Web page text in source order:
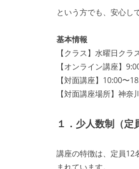
という方でも、安心し
基本情報
【クラス】水曜日クラ
【オンライン講座】
【対面講座】10:00〜
【対面講座場所】神奈
１．少人数制（
講座の特徴は、定員12